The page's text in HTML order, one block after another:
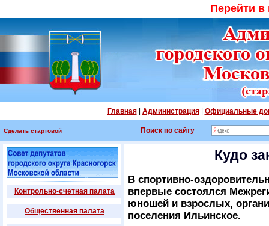
Перейти
Главная| Администрация| Официальные
Сделать стартовой Поиск по сайту
Контрольно-счетная палата
Общественная палата
Кудо
В спортивно-
впервые состоялся
юношей и взрослых,
поселения Ильинское.